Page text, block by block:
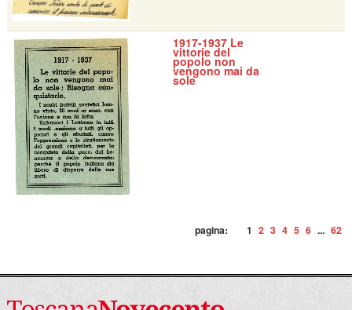
1917-1937 Le
vittorie del
popolo non
vengono mai da
sole
pagina: 1 2 3 4 5 6 ... 62